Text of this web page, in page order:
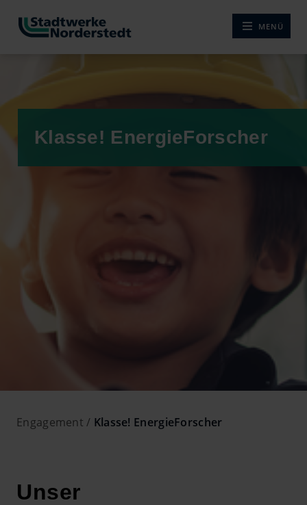
NAVIGATION
MENÜ
Klasse! EnergieForscher
Engagement Klasse! EnergieForscher
Unser